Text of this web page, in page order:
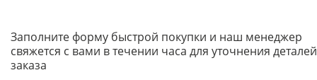
Заполните форму быстрой покупки и наш менеджер
свяжется с вами в течении часа для уточнения деталей
заказа